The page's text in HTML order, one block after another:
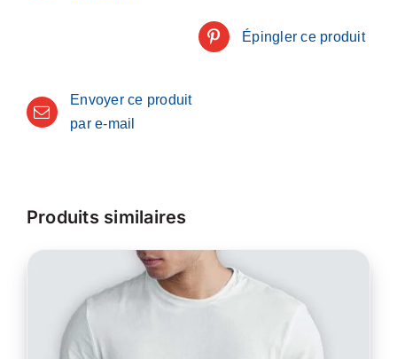
Épingler ce produit
Envoyer ce produit
par e-mail
Produits similaires